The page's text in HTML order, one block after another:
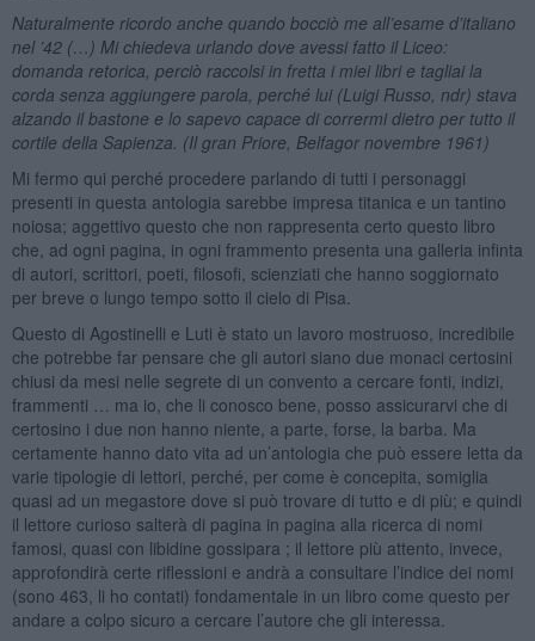
Naturalmente ricordo anche quando bocciò me all’esame d’italiano
nel ’42 (…) Mi chiedeva urlando dove avessi fatto il Liceo:
domanda retorica, perciò raccolsi in fretta i miei libri e tagliai la
corda senza aggiungere parola, perché lui (Luigi Russo, ndr) stava
alzando il bastone e lo sapevo capace di corrermi dietro per tutto il
cortile della Sapienza. (Il gran Priore, Belfagor novembre 1961)
Mi fermo qui perché procedere parlando di tutti i personaggi
presenti in questa antologia sarebbe impresa titanica e un tantino
noiosa; aggettivo questo che non rappresenta certo questo libro
che, ad ogni pagina, in ogni frammento presenta una galleria infinta
di autori, scrittori, poeti, filosofi, scienziati che hanno soggiornato
per breve o lungo tempo sotto il cielo di Pisa.
Questo di Agostinelli e Luti è stato un lavoro mostruoso, incredibile
che potrebbe far pensare che gli autori siano due monaci certosini
chiusi da mesi nelle segrete di un convento a cercare fonti, indizi,
frammenti … ma io, che li conosco bene, posso assicurarvi che di
certosino i due non hanno niente, a parte, forse, la barba. Ma
certamente hanno dato vita ad un’antologia che può essere letta da
varie tipologie di lettori, perché, per come è concepita, somiglia
quasi ad un megastore dove si può trovare di tutto e di più; e quindi
il lettore curioso salterà di pagina in pagina alla ricerca di nomi
famosi, quasi con libidine gossipara ; il lettore più attento, invece,
approfondirà certe riflessioni e andrà a consultare l’indice dei nomi
(sono 463, li ho contati) fondamentale in un libro come questo per
andare a colpo sicuro a cercare l’autore che gli interessa.